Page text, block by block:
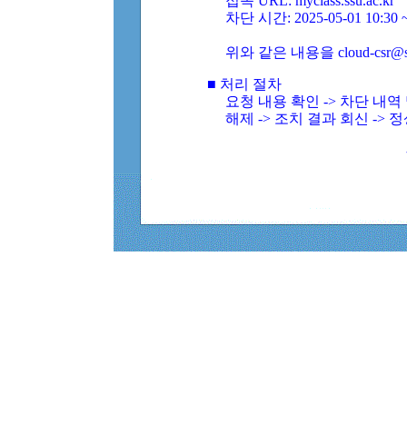
차단 시간: 2025-05-01 10:30
위와 같은 내용을 cloud-
■ 처리 절차
요청 내용 확인 -> 차단 내
해제 -> 조치 결과 회신 ->